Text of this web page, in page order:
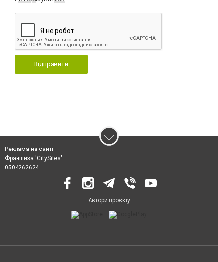
Відправити
Реклама на сайті
Франшиза "CitySites"
0504262624
Автори проєкту